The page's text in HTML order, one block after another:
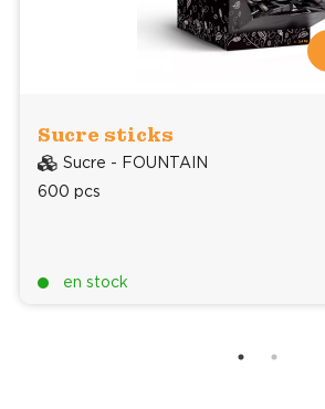
Sucre sticks
Sucre - FOUNTAIN
600 pcs
en stock